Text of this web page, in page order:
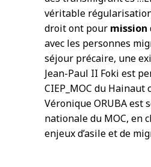
véritable
droit ont pour mission
avec les personnes
séjour précaire, une
Jean-Paul II Foki est
CIEP_MOC du Hainaut
Véronique ORUBA est
nationale du MOC, en
enjeux d’asile et de